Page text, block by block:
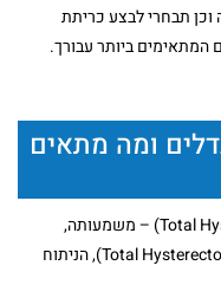
וכן תבחרי לבצע כריתת
המתאימים ביותר עבורך.
ומה מתאים
– (Total Hysterectomy) – משמעותה,
כריתת גוף הרחם וצוואר הרחם (Total Hysterectomy), הניתוח